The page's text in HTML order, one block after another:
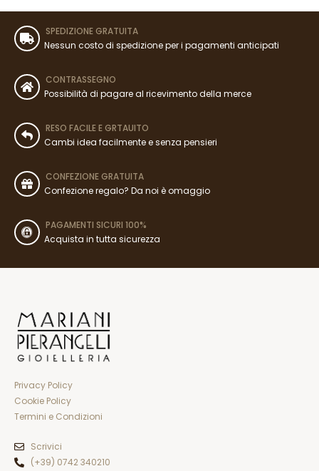
SPEDIZIONE GRATUITA
Nessun costo di spedizione per i pagamenti anticipati
CONTRASSEGNO
Possibilità di pagare al ricevimento della merce
RESO FACILE E GRTAUITO
Cambi idea facilmente e senza pensieri
CONFEZIONE GRATUITA
Confezione regalo? Da noi è omaggio
PAGAMENTI SICURI 100%
Acquista in tutta sicurezza
Privacy Policy
Cookie Policy
Termini e Condizioni
Scrivici
(+39) 0742 340210